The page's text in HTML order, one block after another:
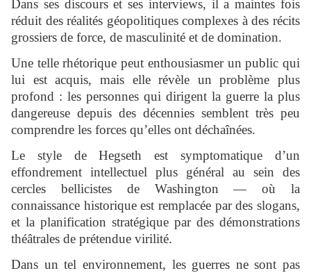
Dans ses discours et ses interviews, il a maintes fois
réduit des réalités géopolitiques complexes à des récits
grossiers de force, de masculinité et de domination.
Une telle rhétorique peut enthousiasmer un public qui
lui est acquis, mais elle révèle un problème plus
profond : les personnes qui dirigent la guerre la plus
dangereuse depuis des décennies semblent très peu
comprendre les forces qu’elles ont déchaînées.
Le style de Hegseth est symptomatique d’un
effondrement intellectuel plus général au sein des
cercles bellicistes de Washington — où la
connaissance historique est remplacée par des slogans,
et la planification stratégique par des démonstrations
théâtrales de prétendue virilité.
Dans un tel environnement, les guerres ne sont pas